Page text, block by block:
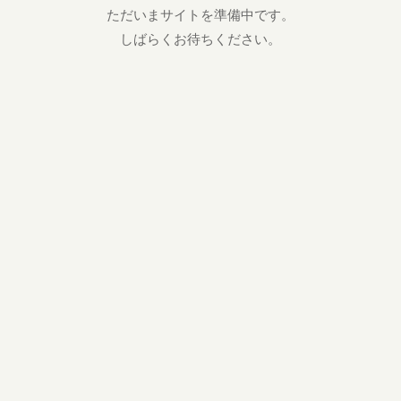
ただいまサイトを準備中です。
しばらくお待ちください。